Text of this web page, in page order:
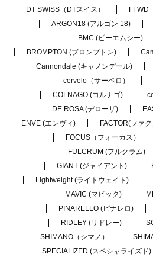
DT SWISS（DTスイス）
FFWD
ARGON18 (アルゴン 18)
BMC (ビーエムシー)
BROMPTON (ブロンプトン)
Cannondale (キャノンデール)
cervelo（サーベロ）
COLNAGO (コルナゴ)
DE ROSA (デローザ)
ENVE (エンヴィ)
FACTOR(ファ
FOCUS（フォーカス）
FULCRUM (フルクラム)
GIANT (ジャイアント)
Lightweight (ライトウェイト)
MAVIC (マビック)
PINARELLO (ピナレロ)
RIDLEY (リドレー)
SHIMANO（シマノ）
SPECIALIZED (スペシャライズド)